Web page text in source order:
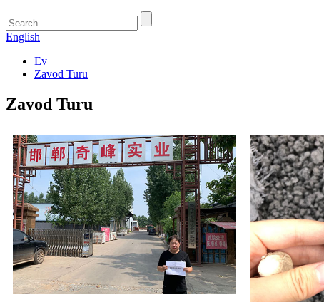
English
Ev
Zavod Turu
Zavod Turu